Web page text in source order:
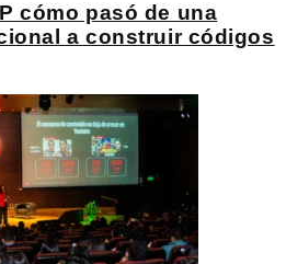
cómo pasó de una
a construir códigos